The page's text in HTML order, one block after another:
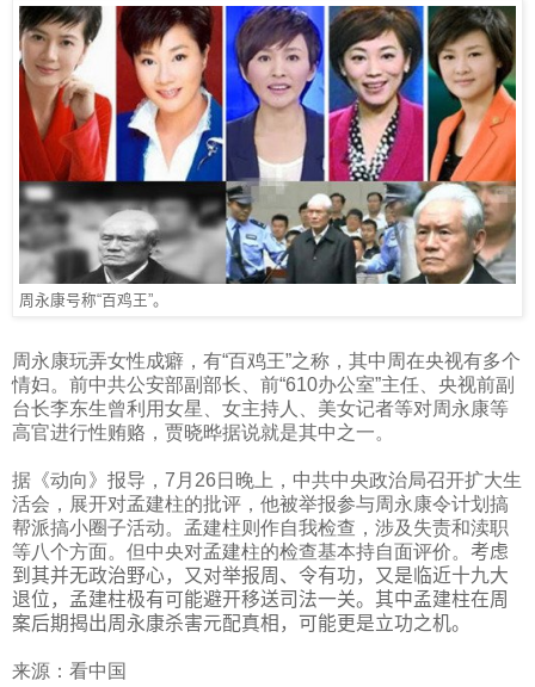
周永康号称“百鸡王”。
周永康玩弄女性成癖，有“百鸡王”之称，其中周在央视有多个
情妇。前中共公安部副部长、前“610办公室”主任、央视前副
台长李东生曾利用女星、女主持人、美女记者等对周永康等
高官进行性贿赂，贾晓晔据说就是其中之一。
据《动向》报导， 7 月 26 日晚上，中共中央政治局召开扩大生
活会，展开对孟建柱的批评，他被举报参与周永康令计划搞
帮派搞小圈子活动。孟建柱则作自我检查，涉及失责和渎职
等八个方面。但中央对孟建柱的检查基本持自面评价。 考虑
到其并无政治野心，又对举报周、令有功，又是临近十九大
退位，孟建柱极有可能避开移送司法一关。其中孟建柱在周
案后期揭出周永康杀害元配真相，可能更是立功之机。
来源：看中国